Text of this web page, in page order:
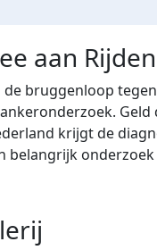
aan
de bruggenloop
krijgt de
belangrijk onderzoek